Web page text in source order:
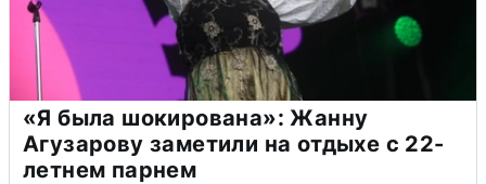
«Я была шокирована»: Жанну
Агузарову заметили на отдыхе с 22-
летнем парнем